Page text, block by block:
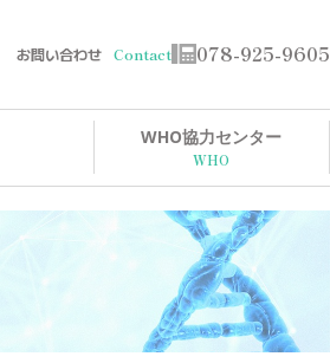
お問い合わせ 078-925-9605
WHO協力センター